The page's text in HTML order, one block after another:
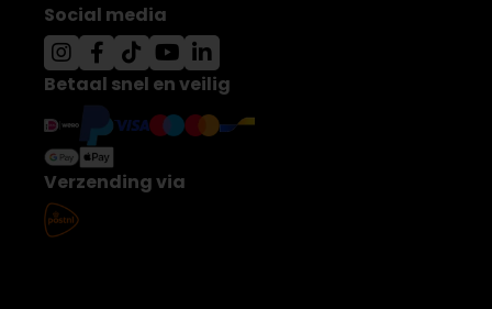
Social media
Betaal snel en veilig
Verzending via